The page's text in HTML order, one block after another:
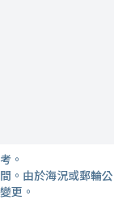
。
。由於海況或郵輪
更。